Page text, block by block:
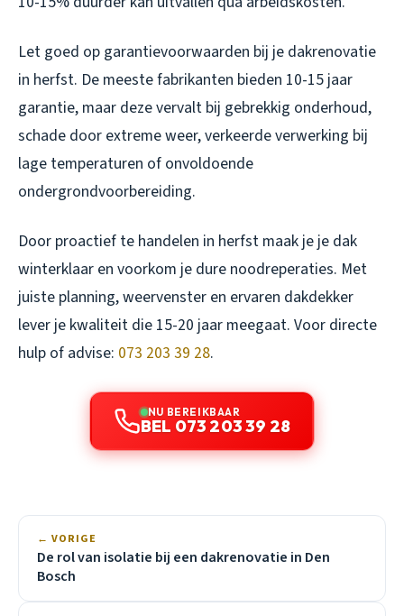
Let goed op garantievoorwaarden bij je dakrenovatie
in herfst. De meeste fabrikanten bieden 10-15 jaar
garantie, maar deze vervalt bij gebrekkig onderhoud,
schade door extreme weer, verkeerde verwerking bij
lage temperaturen of onvoldoende
ondergrondvoorbereiding.
Door proactief te handelen in herfst maak je je dak
winterklaar en voorkom je dure noodreperaties. Met
juiste planning, weervenster en ervaren dakdekker
lever je kwaliteit die 15-20 jaar meegaat. Voor directe
hulp of advise: 073 203 39 28.
NU BEREIKBAAR
BEL 073 203 39 28
← VORIGE
De rol van isolatie bij een dakrenovatie in Den
Bosch